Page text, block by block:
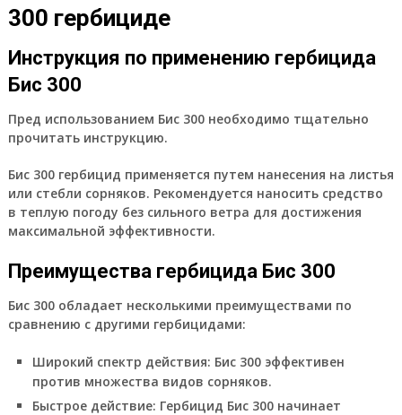
300 гербициде
Инструкция по применению гербицида
Бис 300
Пред использованием Бис 300 необходимо тщательно
прочитать инструкцию.
Бис 300 гербицид применяется путем нанесения на листья
или стебли сорняков. Рекомендуется наносить средство
в теплую погоду без сильного ветра для достижения
максимальной эффективности.
Преимущества гербицида Бис 300
Бис 300 обладает несколькими преимуществами по
сравнению с другими гербицидами:
Широкий спектр действия: Бис 300 эффективен
против множества видов сорняков.
Быстрое действие: Гербицид Бис 300 начинает